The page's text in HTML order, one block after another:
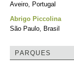
Aveiro, Portugal
Abrigo Piccolina
São Paulo, Brasil
PARQUES